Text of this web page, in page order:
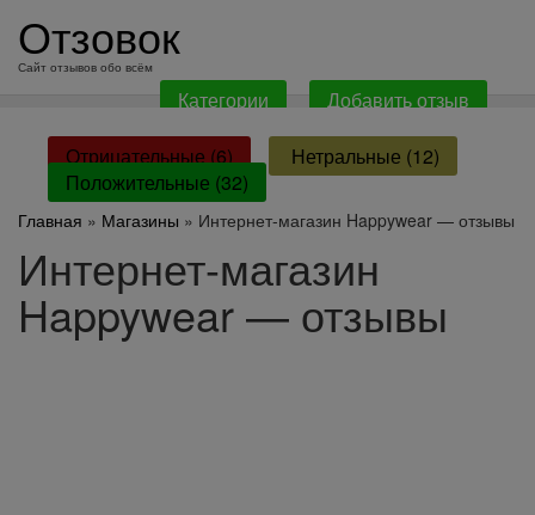
содержанию
Отзовок
Сайт отзывов обо всём
Категории Добавить отзыв
Отрицательные (6)
Нетральные (12)
Положительные (32)
Главная » Магазины » Интернет-магазин Happywear — отзывы
Интернет-магазин
Happywear — отзывы